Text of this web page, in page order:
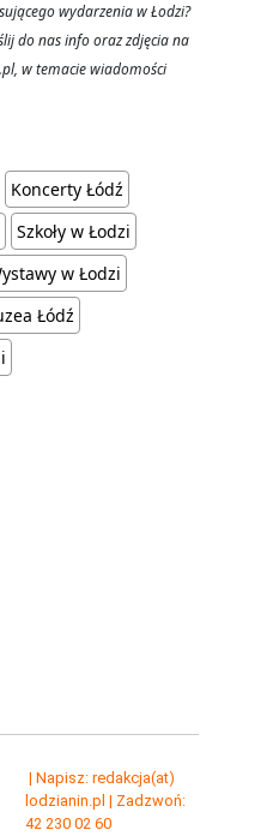
wydarzenia w Łodzi?
do nas info oraz zdjęcia na
w temacie wiadomości
Koncerty Łódź
Szkoły w Łodzi
w Łodzi
Łódź
| Napisz: redakcja(at)
lodzianin.pl | Zadzwoń:
42 230 02 60